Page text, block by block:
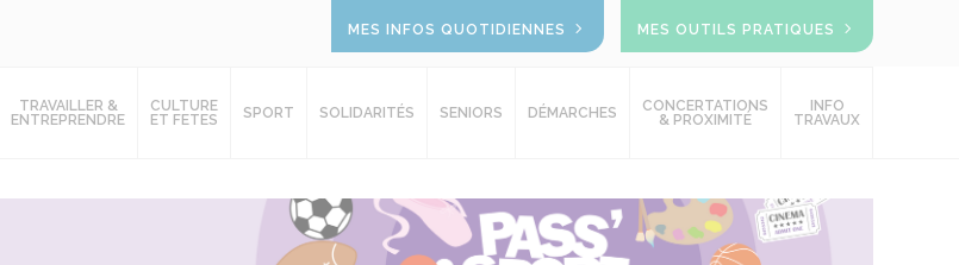
MES INFOS QUOTIDIENNES MES OUTILS PRATIQUES
TRAVAILLER &
ENTREPRENDRE
CULTURE
ET FETES
SPORT SOLIDARITÉS SENIORS DÉMARCHES
CONCERTATIONS
& PROXIMITÉ
INFO
TRAVAUX